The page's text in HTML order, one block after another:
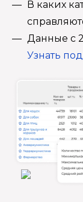
В каких
Данные с
Узнать